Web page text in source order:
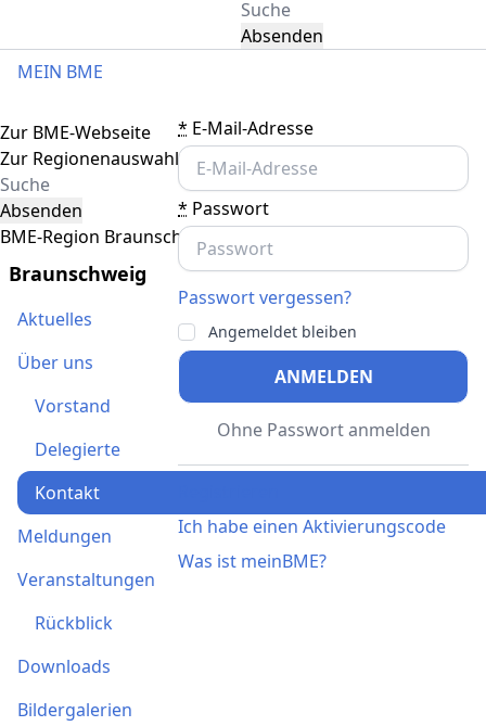
Absenden
MEIN BME
* E-Mail-Adresse
* Passwort
Passwort vergessen?
Angemeldet bleiben
ANMELDEN
Ohne Passwort anmelden
Ich habe einen Aktivierungscode
Was ist meinBME?
Toggle navigation
Zur BME-Webseite
Zur Regionenauswahl
Absenden
BME-Region Braunschweig
Braunschweig
Aktuelles
Über uns
Vorstand
Delegierte
Kontakt
Meldungen
Veranstaltungen
Rückblick
Downloads
Bildergalerien